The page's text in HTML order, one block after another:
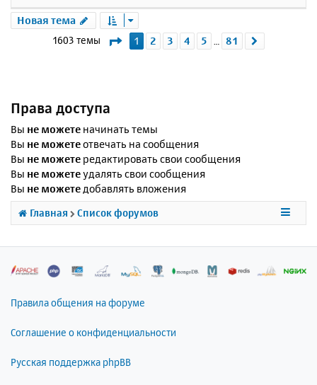
Новая тема
1603 темы Страница1 из 81
1 2 3 4 5 … 81
Права доступа
Вы не можете начинать темы
Вы не можетеотвечать на сообщения
Вы не можете редактировать свои сообщения
Вы не можетеудалять свои сообщения
Вы не можетедобавлять вложения
Главная Список форумов
Правила общения на форуме
Соглашение о конфиденциальности
Русская поддержка phpBB